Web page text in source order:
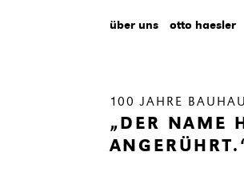
über uns otto haesler
100 JAHRE
„DER NAME